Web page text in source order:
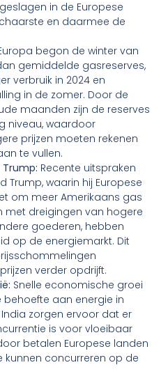
in de Europese
en daarmee de
begon de winter van
gemiddelde gasreserves,
verbruik in 2024 en
in de zomer. Door de
maanden zijn de reserves
niveau, waardoor
prijzen moeten rekenen
te vullen.
Trump: Recente uitspraken
Trump, waarin hij Europese
om meer Amerikaans gas
met dreigingen van hogere
goederen, hebben
op de energiemarkt. Dit
verder opdrijft.
Snelle economische groei
aan energie in
zorgen ervoor dat er
is voor vloeibaar
betalen Europese landen
kunnen concurreren op de